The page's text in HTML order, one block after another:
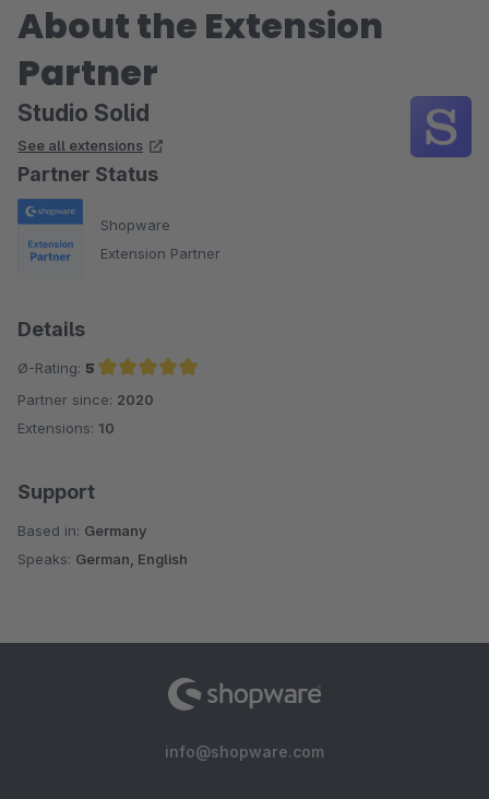
About the Extension
Partner
Studio Solid
See all extensions
Partner Status
Shopware
Extension Partner
Details
Ø-Rating: 5
Average rating of 5 out of 5 stars
Partner since: 2020
Extensions: 10
Support
Based in: Germany
Speaks: German, English
info@shopware.com